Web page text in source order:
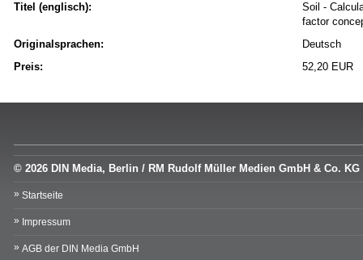
Titel (englisch):
Soil -
factor
Originalsprachen:
Deutsch
Preis:
52,20 EUR
© 2026 DIN Media, Berlin / RM Rudolf Müller Medien GmbH & Co. KG
Startseite
Impressum
AGB der DIN Media GmbH